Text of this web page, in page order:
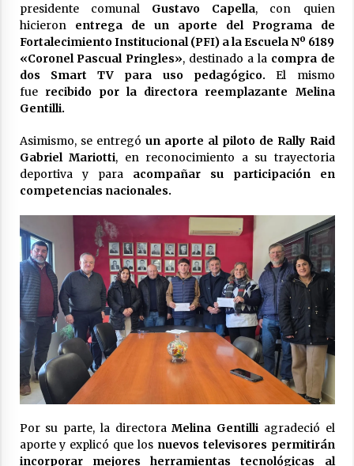
presidente comunal Gustavo Capella, con quien
hicieron entrega de un aporte del Programa de
Fortalecimiento Institucional (PFI) a la Escuela Nº 6189
«Coronel Pascual Pringles», destinado a la compra de
dos Smart TV para uso pedagógico. El mismo
fue recibido por la directora reemplazante Melina
Gentilli.
Asimismo, se entregó un aporte al piloto de Rally Raid
Gabriel Mariotti, en reconocimiento a su trayectoria
deportiva y para acompañar su participación en
competencias nacionales.
Por su parte, la directoraMelina Gentilli agradeció el
aporte y explicó que los nuevos televisores permitirán
incorporar mejores herramientas tecnológicas al